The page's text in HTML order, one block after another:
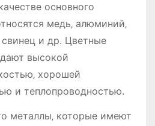
основного
медь‚ алюминий‚
свинец и др. Цветные
высокой
хорошей
и теплопроводностью.
металлы‚ которые имеют